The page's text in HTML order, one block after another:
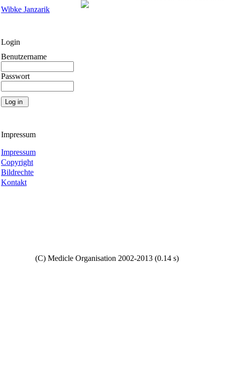
Wibke Janzarik
Login
Benutzername
Passwort
Impressum
Impressum
Copyright
Bildrechte
Kontakt
(C) Medicle Organisation 2002-2013 (0.14 s)